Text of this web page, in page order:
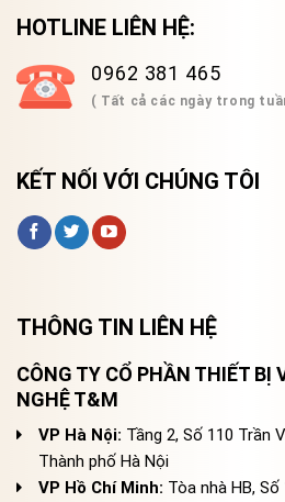
HOTLINE LIÊN HỆ:
0962 381 465
( Tất cả các ngày trong
KẾT NỐI VỚI CHÚNG TÔI
THÔNG TIN LIÊN HỆ
CÔNG TY CỔ PHẦN THIẾT BỊ
NGHỆ T&M
VP Hà Nội: Tầng 2, Số 110 Trần
Thành phố Hà Nội
VP Hồ Chí Minh: Tòa nhà HB,